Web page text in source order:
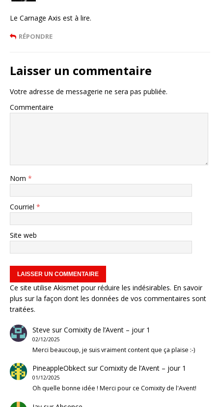
Le Carnage Axis est à lire.
RÉPONDRE
Laisser un commentaire
Votre adresse de messagerie ne sera pas publiée.
Commentaire
Nom *
Courriel *
Site web
Ce site utilise Akismet pour réduire les indésirables. En savoir
plus sur la façon dont les données de vos commentaires sont
traitées.
Steve surComixity de l’Avent – jour 1
02/12/2025
Merci beaucoup, je suis vraiment content que ça plaise :-)
PineappleObkectsurComixity de l’Avent – jour 1
01/12/2025
Oh quelle bonne idée ! Merci pour ce Comixity de l'Avent!